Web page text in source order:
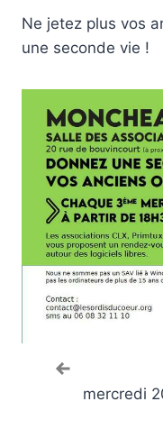
Ne jetez plus vos
une seconde vie !
Voir le
mercredi